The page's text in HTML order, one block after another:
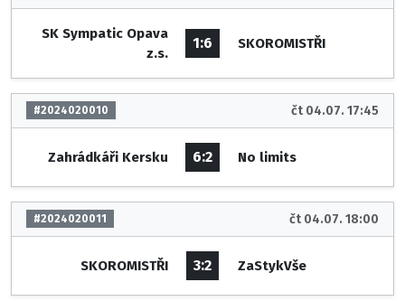
SK Sympatic Opava
z.s.
1:6 SKOROMISTŘI
#2024020010 čt 04.07. 17:45
Zahrádkáři Kersku 6:2 No limits
#2024020011 čt 04.07. 18:00
SKOROMISTŘI 3:2 ZaStykVše